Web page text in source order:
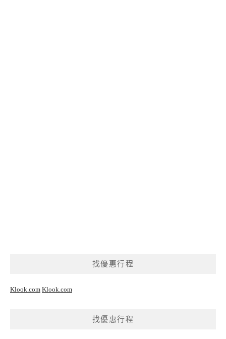
找優惠行程
Klook.com Klook.com
找優惠行程